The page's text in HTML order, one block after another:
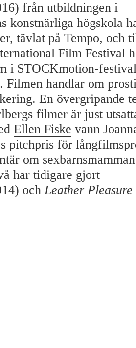
från utbildningen i
konstnärliga högskola
tävlat på Tempo, och
Film Festival
i STOCKmotion-
Filmen handlar om
En övergripande
filmer är just
Ellen Fiske vann
pitchpris för
om
har tidigare gjort
ochLeather Pleasure